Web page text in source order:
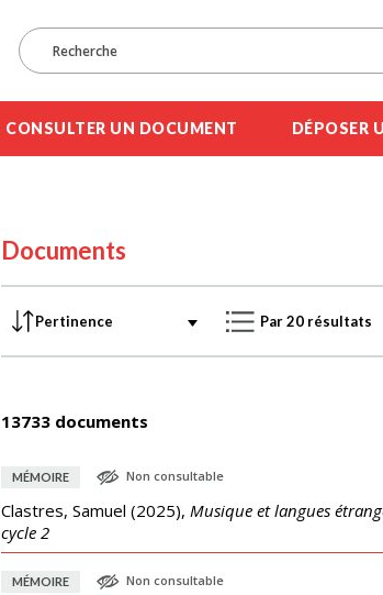
CONSULTER UN DOCUMENT DÉPOSER
Documents
13733 documents
MÉMOIRE Non consultable
Clastres, Samuel (2025), Musique et langues
cycle 2
MÉMOIRE Non consultable